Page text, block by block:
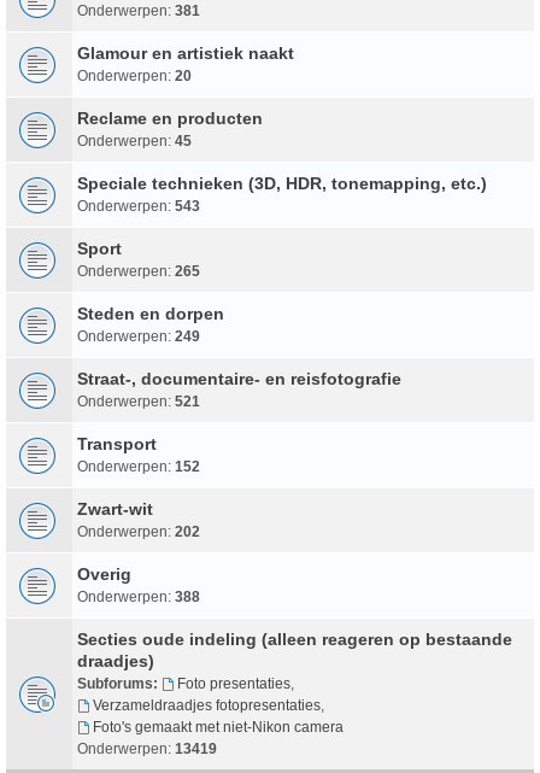
Onderwerpen: 381
Glamour en artistiek naakt
Onderwerpen: 20
Reclame en producten
Onderwerpen: 45
Speciale technieken (3D, HDR, tonemapping, etc.)
Onderwerpen: 543
Sport
Onderwerpen: 265
Steden en dorpen
Onderwerpen: 249
Straat-, documentaire- en reisfotografie
Onderwerpen: 521
Transport
Onderwerpen: 152
Zwart-wit
Onderwerpen: 202
Overig
Onderwerpen: 388
Secties oude indeling (alleen reageren op bestaande
draadjes)
Subforums: Foto presentaties,
Verzameldraadjes fotopresentaties,
Foto's gemaakt met niet-Nikon camera
Onderwerpen: 13419